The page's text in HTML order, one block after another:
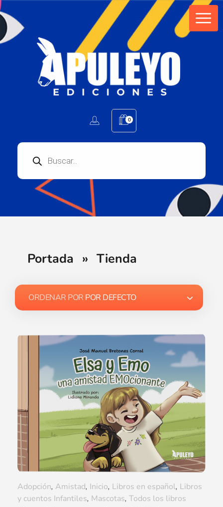
0
Portada » Tienda
ORDENAR POR POR DEFECTO
Adopción, Amistad, Inicio, Libros en español, Libros
y cuentos Infantiles, Mascotas, Todos los libros